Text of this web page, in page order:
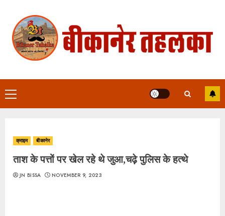
content
Primary
Menu
क्राइम बीकानेर
ताश के पत्तों पर खेल रहे थे जुआ,चढ़े पुलिस के हत्थे
JN BISSA NOVEMBER 9, 2023